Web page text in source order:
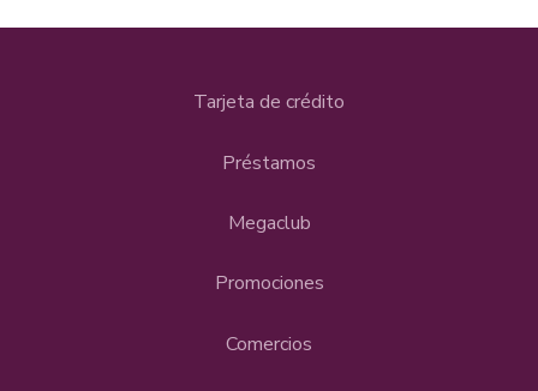
Tarjeta de crédito
Préstamos
Megaclub
Promociones
Comercios